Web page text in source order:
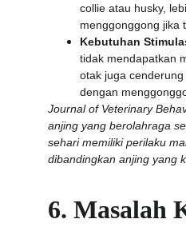
collie atau husky,
menggonggong jika
Kebutuhan
tidak mendapatkan
otak juga
dengan
Journal of Veterinary
anjing yang berolahraga
sehari memiliki perilaku
dibandingkan anjing yang
6. Masalah